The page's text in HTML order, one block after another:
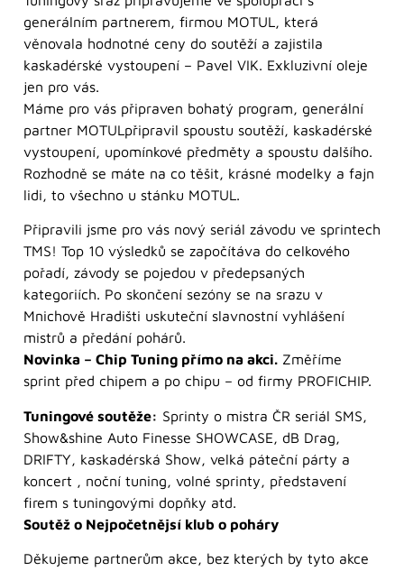
generálním partnerem, firmou MOTUL, která
věnovala hodnotné ceny do soutěží a zajistila
kaskadérské vystoupení – Pavel VIK. Exkluzivní oleje
jen pro vás.
Máme pro vás připraven bohatý program, generální
partner MOTULpřipravil spoustu soutěží, kaskadérské
vystoupení, upomínkové předměty a spoustu dalšího.
Rozhodně se máte na co těšit, krásné modelky a fajn
lidi, to všechno u stánku MOTUL.
Připravili jsme pro vás nový seriál závodu ve sprintech
TMS! Top 10 výsledků se započítáva do celkového
pořadí, závody se pojedou v předepsaných
kategoriích. Po skončení sezóny se na srazu v
Mnichově Hradišti uskuteční slavnostní vyhlášení
mistrů a předání pohárů.
Novinka – Chip Tuning přímo na akci. Změříme
sprint před chipem a po chipu – od firmy PROFICHIP.
Tuningové soutěže: Sprinty o mistra ČR seriál SMS,
Show&shine Auto Finesse SHOWCASE, dB Drag,
DRIFTY, kaskadérská Show, velká páteční párty a
koncert , noční tuning, volné sprinty, představení
firem s tuningovými dopňky atd.
Soutěž o Nejpočetnějsí klub o poháry
Děkujeme partnerům akce, bez kterých by tyto akce